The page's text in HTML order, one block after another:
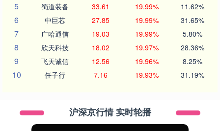
5 蜀道装备 33.61 19.99% 11.62%
6 中巨芯 27.85 19.99% 31.65%
7 广哈通信 19.03 19.99% 5.80%
8 欣天科技 18.02 19.97% 28.36%
9 飞天诚信 12.56 19.96% 8.25%
10 任子行 7.16 19.93% 31.19%
沪深京行情 实时轮播